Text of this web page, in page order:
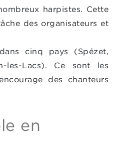
harpistes. Cette
des organisateurs et
cinq pays (Spézet,
les-Lacs). Ce sont les
des chanteurs
en